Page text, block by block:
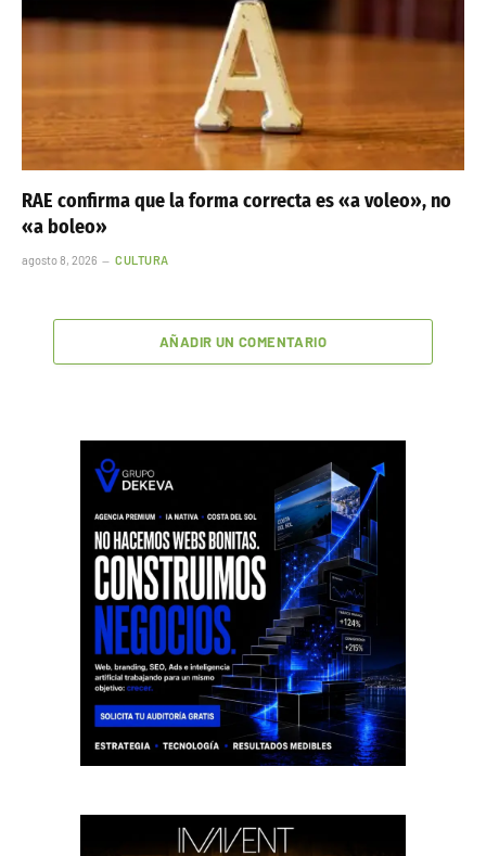
RAE confirma que la forma correcta es «a voleo», no
«a boleo»
agosto 8, 2026 CULTURA
AÑADIR UN COMENTARIO